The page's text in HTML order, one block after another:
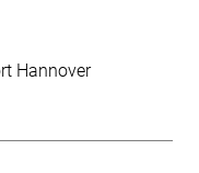
Hannover